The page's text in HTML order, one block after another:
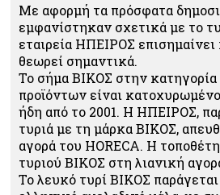
Με αφορμή τα πρόσφατα
εμφανίστηκαν σχετικά με το
εταιρεία ΗΠΕΙΡΟΣ
θεωρεί σημαντικά.
Το σήμα ΒΙΚΟΣ στην
προϊόντων είναι
ήδη από το 2001. Η ΗΠΕΙΡΟΣ,
τυριά με τη μάρκα ΒΙΚΟΣ,
αγορά του ΗORECA. Η
τυριού ΒΙΚΟΣ στη λιανική
Το λευκό τυρί ΒΙΚΟΣ